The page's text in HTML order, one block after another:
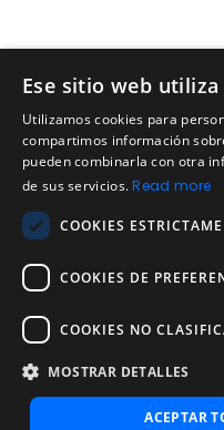
Ese sitio web utiliza
Utilizamos cookies para
compartimos información
pueden combinarla con otra
de sus servicios. Read more
COOKIES
COOKIES DE
COOKIES NO
MOSTRAR DETALLES
ACEPTAR